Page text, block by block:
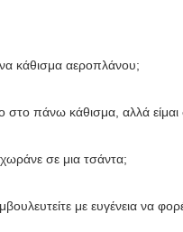
κάθισμα αεροπλάνου;
στο πάνω κάθισμα, αλλά
σε μια τσάντα;
με ευγένεια να